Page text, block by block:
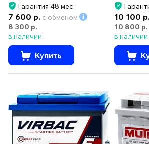
Гарантия 48 мес.
7 600 р. с обменом
8 300 р.
в наличии
Купить
10 100
10 800 р.
в наличии